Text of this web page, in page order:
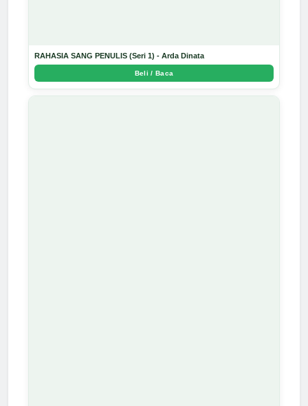
RAHASIA SANG PENULIS (Seri 1) - Arda Dinata
Beli / Baca